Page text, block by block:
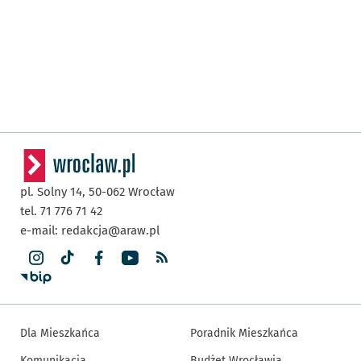
pl. Solny 14, 50-062 Wrocław
tel. 71 776 71 42
e-mail: redakcja@araw.pl
Dla Mieszkańca
Poradnik Mieszkańca